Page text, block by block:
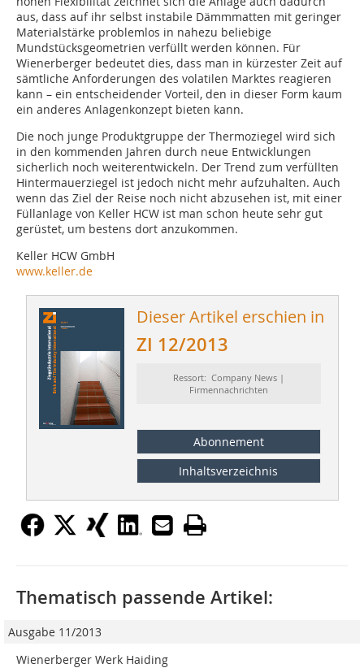
aus, dass auf ihr selbst instabile Dämmmatten mit geringer
Materialstärke problemlos in nahezu beliebige
Mundstücksgeometrien verfüllt werden können. Für
Wienerberger bedeutet dies, dass man in kürzester Zeit auf
sämtliche Anforderungen des volatilen Marktes reagieren
kann – ein entscheidender Vorteil, den in dieser Form kaum
ein anderes Anlagenkonzept bieten kann.
Die noch junge Produktgruppe der Thermoziegel wird sich
in den kommenden ­Jahren durch neue Entwicklungen
sicherlich noch weiterentwickeln. Der Trend zum verfüllten
Hintermauer­ziegel ist jedoch nicht mehr aufzuhalten. Auch
wenn das Ziel der ­Reise noch nicht abzusehen ist, mit einer
Füllanlage von Keller HCW ist man schon heute sehr gut
gerüstet, um bestens dort anzukommen.
Keller HCW GmbH
www.keller.de
Dieser Artikel erschien in
ZI 12/2013
Ressort: Company News |
Firmennachrichten
Abonnement
Inhaltsverzeichnis
Thematisch passende Artikel:
Ausgabe 11/2013
Wienerberger Werk Haiding